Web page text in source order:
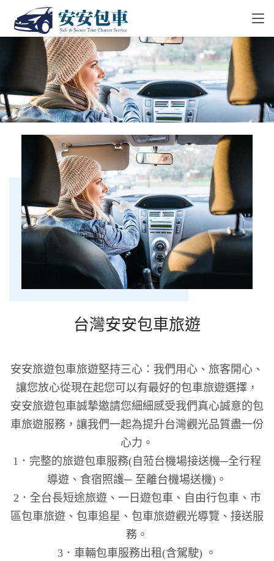
台灣安安包車旅遊
安安旅遊包車旅遊堅持三心：我們用心、旅客開心、
讓您放心從現在起您可以有最好的包車旅遊選擇，
安安旅遊包車誠摯邀請您細細感受我們真心誠意的包
車旅遊服務，讓我們一起為提升台灣觀光品質盡一份
心力。
1．完整的旅遊包車服務(自蒞台機場接送機─全行程
導遊、食宿照護─ 至離台機場送機)。
2．全台長短途旅遊、一日遊包車、自由行包車、市
區包車旅遊、包車追星、包車旅遊觀光導覽、接送服
務。
3．車輛包車服務出租(含駕駛) 。